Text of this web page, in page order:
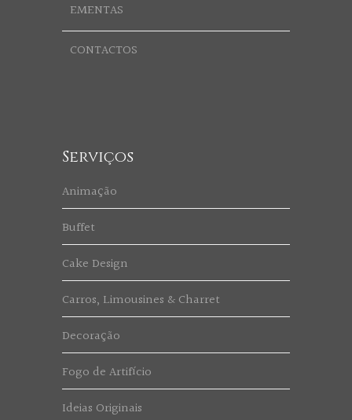
EMENTAS
CONTACTOS
Serviços
Animação
Buffet
Cake Design
Carros, Limousines & Charret
Decoração
Fogo de Artifício
Ideias Originais